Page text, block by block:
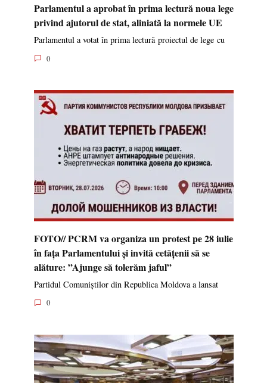
Parlamentul a aprobat în prima lectură noua lege
privind ajutorul de stat, aliniată la normele UE
Parlamentul a votat în prima lectură proiectul de lege cu
0
FOTO// PCRM va organiza un protest pe 28 iulie
în fața Parlamentului și invită cetățenii să se
alăture: ”Ajunge să tolerăm jaful”
Partidul Comuniștilor din Republica Moldova a lansat
0